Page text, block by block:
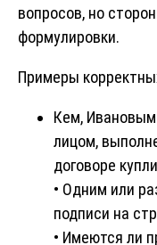
вопросов, но
формулировки.
Примеры
Кем,
лицом,
договоре
• Одним или
подписи на
• Имеются ли